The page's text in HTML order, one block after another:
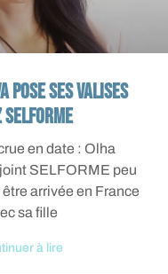
pose ses valises
en date : Olha
SELFORME peu
arrivée en France
sa fille
à lire